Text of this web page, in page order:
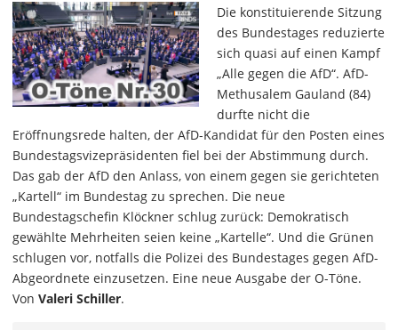
Die konstituierende Sitzung
des Bundestages reduzierte
sich quasi auf einen Kampf
„Alle gegen die AfD“. AfD-
Methusalem Gauland (84)
durfte nicht die
Eröffnungsrede halten, der AfD-Kandidat für den Posten eines
Bundestagsvizepräsidenten fiel bei der Abstimmung durch.
Das gab der AfD den Anlass, von einem gegen sie gerichteten
„Kartell“ im Bundestag zu sprechen. Die neue
Bundestagschefin Klöckner schlug zurück: Demokratisch
gewählte Mehrheiten seien keine „Kartelle“. Und die Grünen
schlugen vor, notfalls die Polizei des Bundestages gegen AfD-
Abgeordnete einzusetzen. Eine neue Ausgabe der O-Töne.
Von Valeri Schiller.